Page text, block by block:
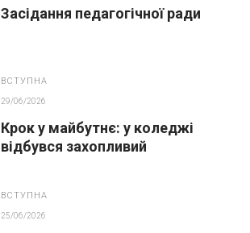
Засідання педагогічної ради
ВСТУПНА
29/06/2026
Крок у майбутнє: у коледжі
відбувся захопливий
ВСТУПНА
25/06/2026